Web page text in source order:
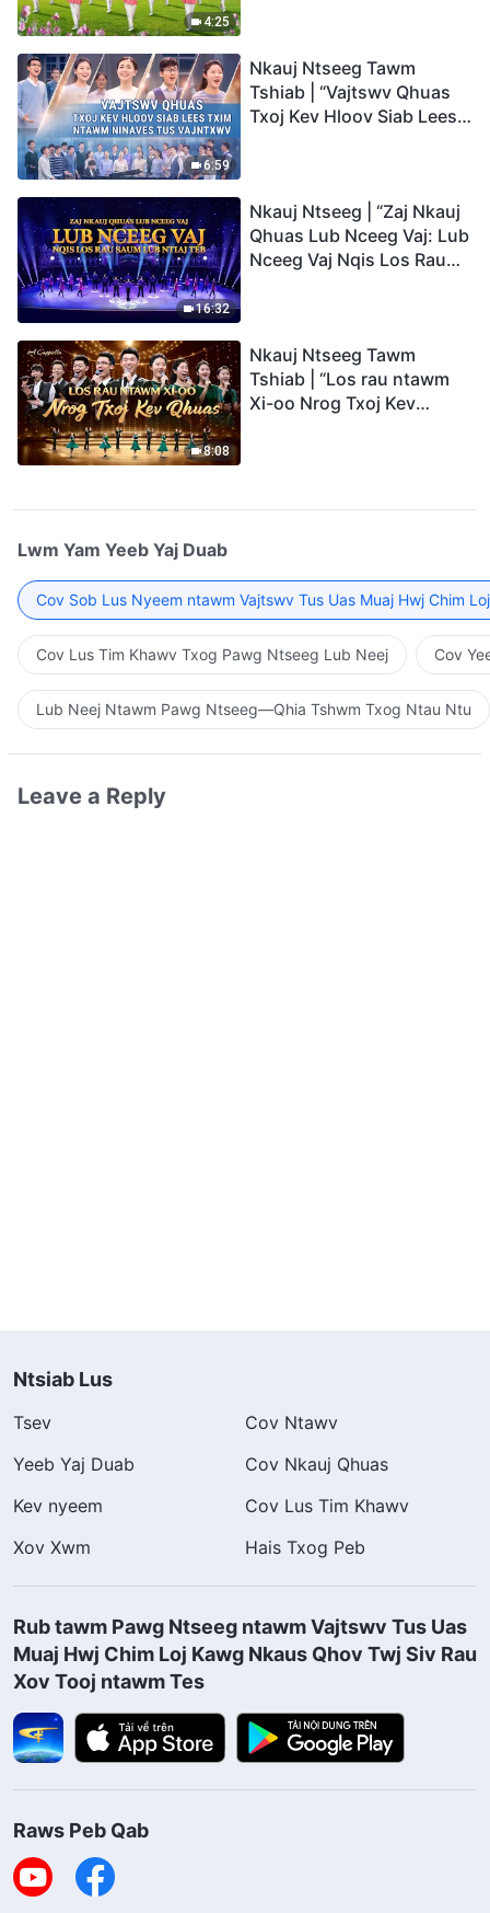
4:25
6:59
Nkauj Ntseeg Tawm
Tshiab | “Vajtswv Qhuas
Txoj Kev Hloov Siab Lees
16:32
Nkauj Ntseeg | “Zaj Nkauj
Qhuas Lub Nceeg Vaj: Lub
Nceeg Vaj Nqis Los Rau
8:08
Nkauj Ntseeg Tawm
Tshiab | “Los rau ntawm
Xi-oo Nrog Txoj Kev
Lwm Yam Yeeb Yaj Duab
Cov Sob Lus Nyeem ntawm Vajtswv Tus Uas Muaj Hwj Chim
Cov Lus Tim Khawv Txog Pawg Ntseeg Lub Neej Cov
Lub Neej Ntawm Pawg Ntseeg—Qhia Tshwm Txog Ntau Ntu
Leave a Reply
Ntsiab Lus
Tsev
Cov Ntawv
Yeeb Yaj Duab
Cov Nkauj Qhuas
Kev nyeem
Cov Lus Tim Khawv
Xov Xwm
Hais Txog Peb
Rub tawm Pawg Ntseeg ntawm Vajtswv Tus Uas
Muaj Hwj Chim Loj Kawg Nkaus Qhov Twj Siv Rau
Xov Tooj ntawm Tes
Raws Peb Qab